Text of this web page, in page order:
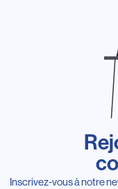
Inscrivez-vous à notre